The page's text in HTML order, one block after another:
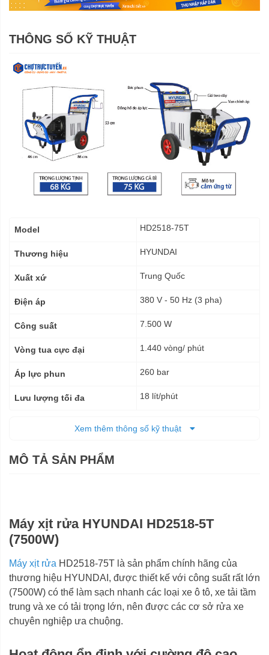
THÔNG SỐ KỸ THUẬT
kỹ
Model HD2518-75T
Thương hiệu HYUNDAI
Xuất xứ Trung Quốc
Điện áp 380 V - 50 Hz (3 pha)
Công suất 7.500 W
Vòng tua cực đại 1.440 vòng/ phút
Áp lực phun 260 bar
Lưu lượng tối đa 18 lít/phút
Bảo hành
Xem thêm thông số kỹ thuật
MÔ TẢ SẢN PHẨM
Máy xịt rửa HYUNDAI HD2518-5T
(7500W)
Máy xịt rửa HD2518-75T là sản phẩm chính hãng của
thương hiệu HYUNDAI, được thiết kế với công suất rất lớn
(7500W) có thể làm sạch nhanh các loại xe ô tô, xe tải tầm
trung và xe có tải trọng lớn, nên được các cơ sở rửa xe
chuyên nghiệp ưa chuộng.